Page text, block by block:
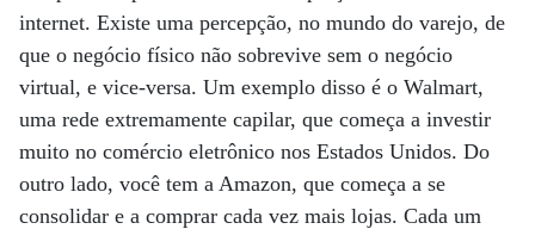
internet. Existe uma percepção, no mundo do varejo, de
que o negócio físico não sobrevive sem o negócio
virtual, e vice-versa. Um exemplo disso é o Walmart,
uma rede extremamente capilar, que começa a investir
muito no comércio eletrônico nos Estados Unidos. Do
outro lado, você tem a Amazon, que começa a se
consolidar e a comprar cada vez mais lojas. Cada um